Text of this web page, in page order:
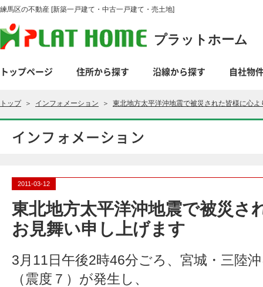
練馬区の不動産 [新築一戸建て・中古一戸建て・売土地]
プラットホーム
トップページ 住所から探す 沿線から探す 自社物
トップ＞ インフォメーション ＞ 東北地方太平洋沖地震で被災された皆様に心
インフォメーション
2011-03-12
東北地方太平洋沖地震で被災さ
お見舞い申し上げます
3月11日午後2時46分ごろ、宮城・三陸
（震度７）が発生し、